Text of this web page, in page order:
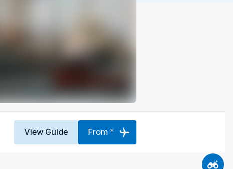
View Guide From *